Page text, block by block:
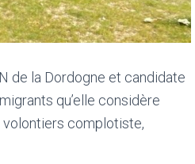
de la Dordogne et candidate
qu’elle considère
volontiers complotiste,